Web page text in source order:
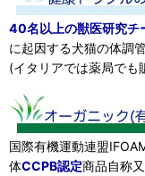
40名以上の獣医研究チ
に起因する犬猫の体調
(イタリアでは薬局でも
国際有機運動連盟
体CCPB認定商品自称